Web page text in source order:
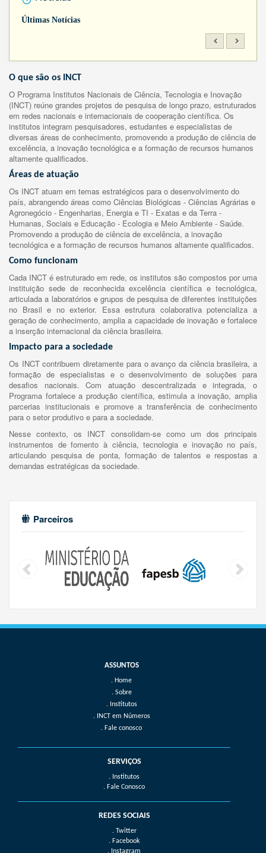
Últimas Notícias
O que são os INCT
O Programa Institutos Nacionais de Ciência, Tecnologia e Inovação
(INCT) reúne grandes projetos de pesquisa de longo prazo, estruturados
em redes nacionais e internacionais de cooperação científica. Os
institutos integram pesquisadores, estudantes e especialistas de
diversas áreas de conhecimento, promovendo a produção de ciência de
excelência, a inovação tecnológica e a formação de recursos humanos
altamente qualificados.
Áreas de atuação
Os INCT atuam em temas estratégicos para o desenvolvimento do
país, abrangendo áreas como Ciências Biológicas - Ciências Agrárias e
Agronegócio - Engenharias, Energia e TI - Exatas e da Terra -
Humanas, Sociais e Educação - Ecologia e Meio Ambiente - Saúde.
Promovendo a produção de ciência de excelência, a inovação
tecnológica e a formação de recursos humanos altamente qualificados.
Como funcionam
Cada INCT é estruturado em rede, os institutos são compostos por uma
instituição sede de reconhecida excelência científica e tecnológica,
articulada a laboratórios e grupos de pesquisa de diferentes instituições
no Brasil e no exterior. Essa estrutura colaborativa potencializa a
geração de conhecimento, amplia a capacidade de inovação e fortalece
a inserção internacional da ciência brasileira.
Impacto para a sociedade
Os INCT contribuem diretamente para o avanço da ciência brasileira, a
formação de especialistas e o desenvolvimento de soluções para
desafios nacionais. Com atuação descentralizada e integrada, o
Programa fortalece a produção científica, estimula a inovação, amplia
parcerias institucionais e promove a transferência de conhecimento
para o setor produtivo e para a sociedade.
Nesse contexto, os INCT consolidam-se como um dos principais
instrumentos de fomento à ciência, tecnologia e inovação no país,
articulando pesquisa de ponta, formação de talentos e respostas a
demandas estratégicas da sociedade.
Parceiros
Home
Sobre
Institutos
INCT em Números
Fale conosco
SERVIÇOS
. Institutos
. Fale Conosco
REDES SOCIAIS
. Twitter
. Facebook
. Instagram